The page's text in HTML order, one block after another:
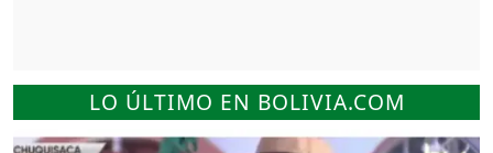
LO ÚLTIMO EN BOLIVIA.COM